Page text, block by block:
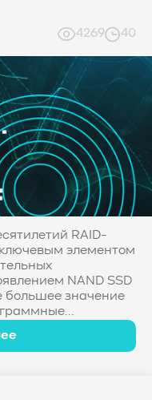
4269 40
RAID-
элементом
NAND SSD
большее значение